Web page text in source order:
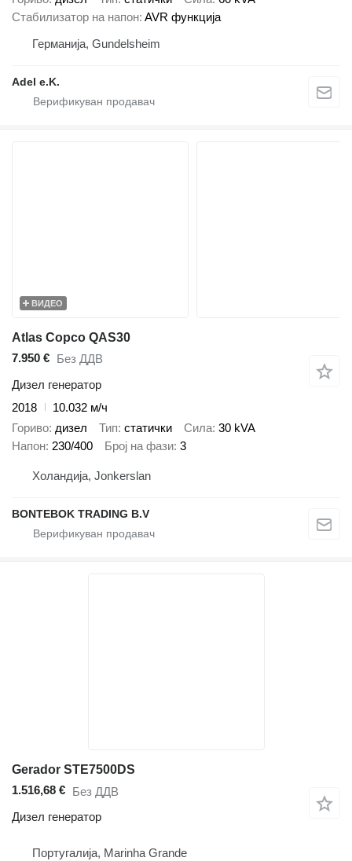
Стабилизатор на напон AVR функција
Германија, Gundelsheim
Adel e.K.
ВИДЕО
Atlas Copco QAS30
7.950 €
Без ДДВ
Дизел генератор
2018
10.032 м/ч
Гориво дизел Тип статички Сила 30 kVA
Напон 230/400 Број на фази 3
Холандија, Jonkerslan
BONTEBOK TRADING B.V
Gerador STE7500DS
1.516,68 € Без ДДВ
Дизел генератор
Португалија, Marinha Grande